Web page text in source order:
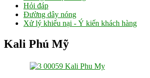
Hỏi đáp
Đường dây nóng
Xử lý khiếu nại - Ý kiến khách hàng
Kali Phú Mỹ